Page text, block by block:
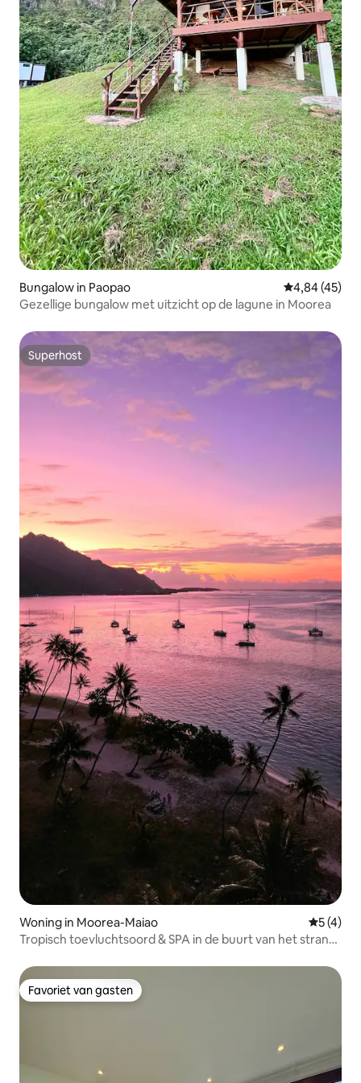
Bungalow in Paopao Gemiddelde
4,84 (45)
Gezellige bungalow met uitzicht op de lagune in Moorea
Superhost
Superhost
Woning in Moorea-Maiao
5 (4)
Tropisch toevluchtsoord & SPA in de buurt van het strand
Favoriet van gasten
Favoriet van gasten